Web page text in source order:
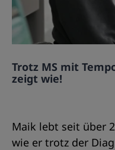
Trotz MS mit
zeigt wie!
Maik lebt seit über
wie er trotz der